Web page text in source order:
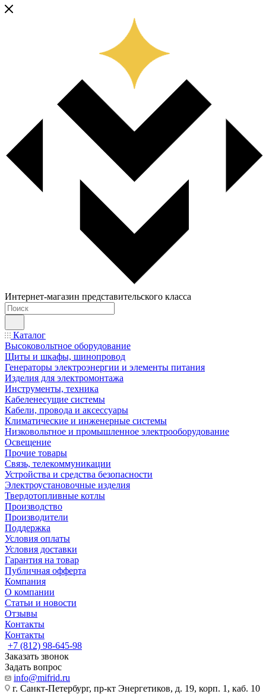
Интернет-магазин представительского класса
Каталог
Высоковольтное оборудование
Щиты и шкафы, шинопровод
Генераторы электроэнергии и элементы питания
Изделия для электромонтажа
Инструменты, техника
Кабеленесущие системы
Кабели, провода и аксессуары
Климатические и инженерные системы
Низковольтное и промышленное электрооборудование
Освещение
Прочие товары
Связь, телекоммуникации
Устройства и средства безопасности
Электроустановочные изделия
Твердотопливные котлы
Производство
Производители
Поддержка
Условия оплаты
Условия доставки
Гарантия на товар
Публичная офферта
Компания
О компании
Статьи и новости
Отзывы
Контакты
Контакты
+7 (812) 98-645-98
Заказать звонок
Задать вопрос
info@mifrid.ru
г. Санкт-Петербург, пр-кт Энергетиков, д. 19, корп. 1, каб. 10